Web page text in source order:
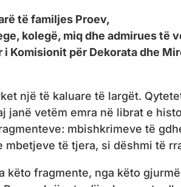
të familjes Proev,
kolegë, miq dhe admirues të
i Komisionit për Dekorata dhe
një të kaluare të largët.
janë vetëm emra në librat e
mbishkrimeve të
mbetjeve të tjera, si dëshmi të
këto fragmente, nga këto